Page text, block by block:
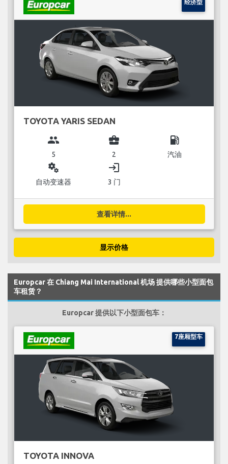
经济型
TOYOTA YARIS SEDAN
group
5
business_center
2
local_gas_station
汽油
miscellaneous_services
自动变速器
login
3 门
查看详情...
显示价格
Europcar 在 Chiang Mai International 机场 提供哪些小型面包
车租赁？
Europcar 提供以下小型面包车：
7座厢型车
TOYOTA INNOVA